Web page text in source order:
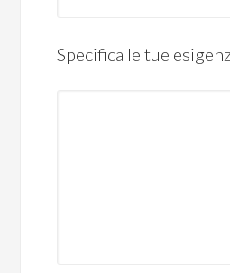
Specifica le tue